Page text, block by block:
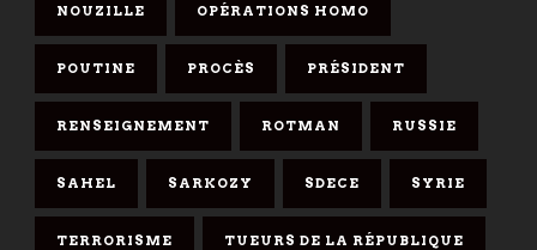
NOUZILLE OPÉRATIONS HOMO
POUTINE PROCÈS PRÉSIDENT
RENSEIGNEMENT ROTMAN RUSSIE
SAHEL SARKOZY SDECE SYRIE
TERRORISME TUEURS DE LA RÉPUBLIQUE